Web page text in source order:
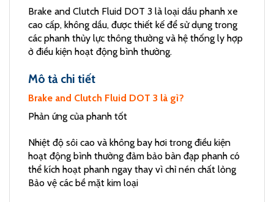
Brake and Clutch Fluid DOT 3 là loại dầu phanh xe
cao cấp, không dầu, được thiết kế để sử dụng trong
các phanh thủy lực thông thường và hệ thống ly hợp
ở điều kiện hoạt động bình thường.
Mô tả chi tiết
Brake and Clutch Fluid DOT 3 là gì?
Phản ứng của phanh tốt
Nhiệt độ sôi cao và không bay hơi trong điều kiện
hoạt động bình thường đảm bảo bàn đạp phanh có
thể kích hoạt phanh ngay thay vì chỉ nén chất lỏng
Bảo vệ các bề mặt kim loại